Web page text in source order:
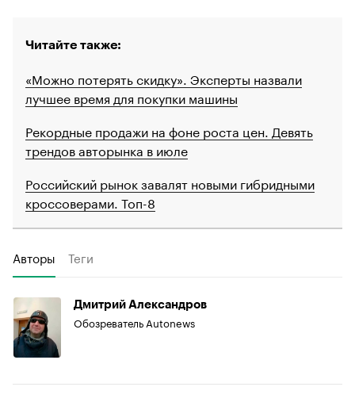
Читайте также:
«Можно потерять скидку». Эксперты назвали
лучшее время для покупки машины
Рекордные продажи на фоне роста цен. Девять
трендов авторынка в июле
Российский рынок завалят новыми гибридными
кроссоверами. Топ-8
Авторы Теги
Дмитрий Александров
Обозреватель Autonews